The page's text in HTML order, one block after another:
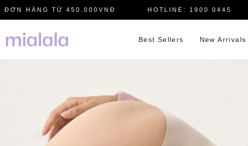
HÀNG TỪ 450.000VNĐ HOTLINE: 1900 0445
Best Sellers New Arrivals